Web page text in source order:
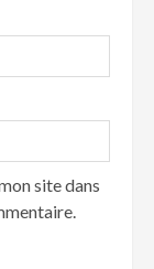
site dans